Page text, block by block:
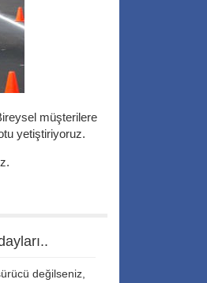
müşterilere
yetiştiriyoruz.
değilseniz,